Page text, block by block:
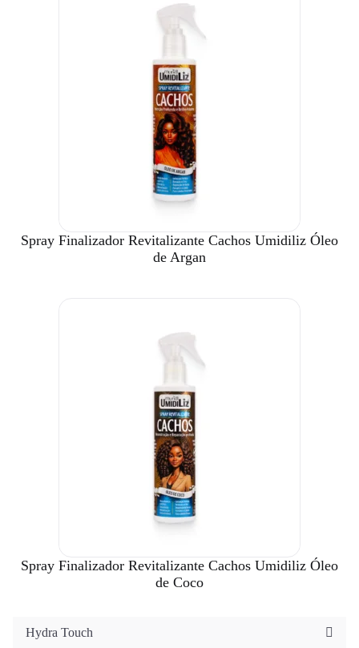
Spray Finalizador Revitalizante Cachos Umidiliz Óleo
de Argan
Spray Finalizador Revitalizante Cachos Umidiliz Óleo
de Coco
Hydra Touch